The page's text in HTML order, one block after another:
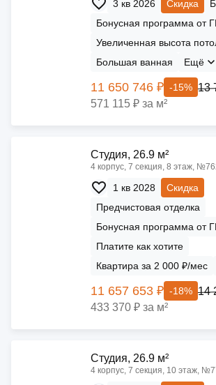
3 кв 2026 Скидка
Бонусная программа от
Увеличенная высота
Большая ванная
Ещё
11 650 746 ₽ -15% 13
571 115 ₽ за м²
Cтудия, 26.9 м²
4 корпус, 7 секция, 8 этаж,
1 кв 2028
Скидка
Предчистовая отделка
Бонусная программа от
Платите как хотите
Квартира за 2 000 ₽/мес
11 657 653 ₽ -18% 14
433 370 ₽ за м²
Cтудия, 26.9 м²
4 корпус, 7 секция, 10 этаж,